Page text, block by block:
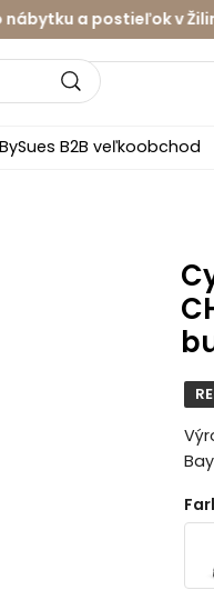
v Žiline
B2B veľkoobchod